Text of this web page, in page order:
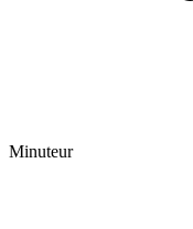
Minuteur